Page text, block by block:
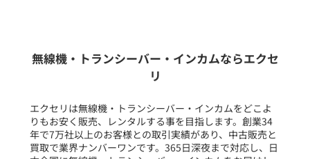
フリーワード入力(製品名等)
選択条件をリセット
無線機・トランシーバー・インカムならエクセ
リ
エクセリは無線機・トランシーバー・インカムをどこよ
りもお安く販売、レンタルする事を目指します。創業34
年で7万社以上のお客様との取引実績があり、中古販売と
買取で業界ナンバーワンです。365日深夜まで対応し、日